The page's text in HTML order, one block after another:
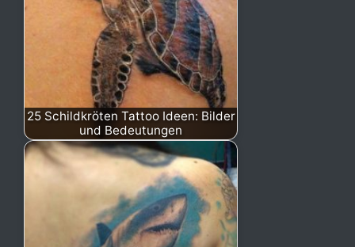
25 Schildkröten Tattoo Ideen: Bilder
und Bedeutungen